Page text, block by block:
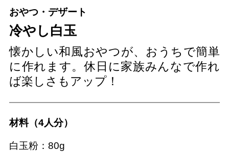
おやつ・デザート
冷やし白玉
懐かしい和風おやつが、おうちで簡単
に作れます。休日に家族みんなで作れ
ば楽しさもアップ！
材料（4人分）
白玉粉：80g